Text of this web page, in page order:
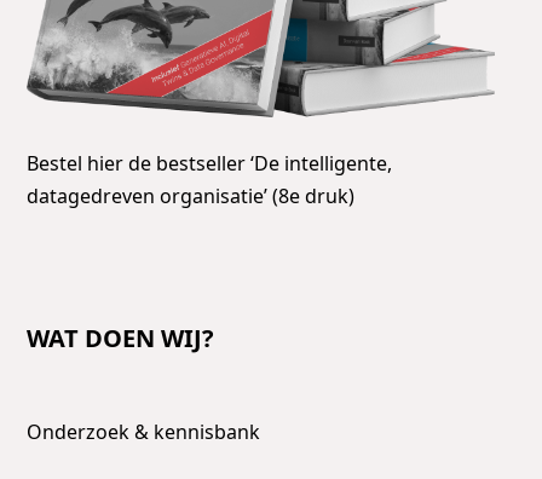
Bestel hier de bestseller ‘De intelligente,
datagedreven organisatie’ (8e druk)
WAT DOEN WIJ?
Onderzoek & kennisbank